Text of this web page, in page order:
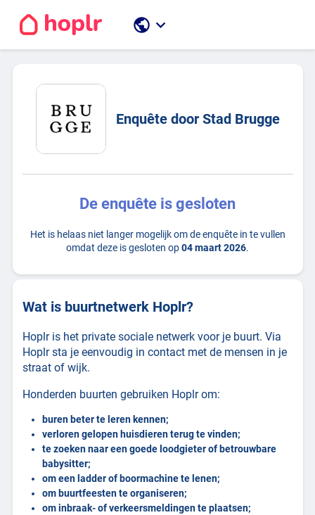
public keyboard_arrow_down
Enquête door Stad Brugge
De enquête is gesloten
Het is helaas niet langer mogelijk om de enquête in te vullen
omdat deze is gesloten op04 maart 2026.
Wat is buurtnetwerk Hoplr?
Hoplr is het private sociale netwerk voor je buurt. Via
Hoplr sta je eenvoudig in contact met de mensen in je
straat of wijk.
Honderden buurten gebruiken Hoplr om:
buren beter te leren kennen;
verloren gelopen huisdieren terug te vinden;
te zoeken naar een goede loodgieter of betrouwbare
babysitter;
om een ladder of boormachine te lenen;
om buurtfeesten te organiseren;
om inbraak- of verkeersmeldingen te plaatsen;